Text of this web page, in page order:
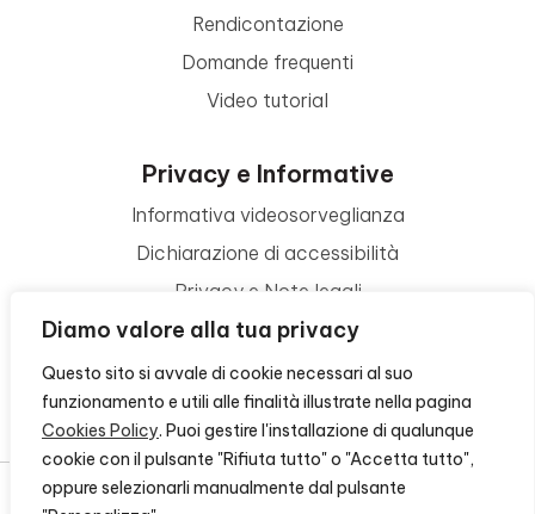
Diamo valore alla tua privacy
Questo sito si avvale di cookie necessari al suo
funzionamento e utili alle finalità illustrate nella pagina
Cookies Policy. Puoi gestire l'installazione di qualunque
cookie con il pulsante "Rifiuta tutto" o "Accetta tutto",
oppure selezionarli manualmente dal pulsante
Rendicontazione
Domande frequenti
Video tutorial
Privacy e Informative
Informativa videosorveglianza
Dichiarazione di accessibilità
Privacy e Note legali
Termini di utilizzo
Cookie policy
Contattaci